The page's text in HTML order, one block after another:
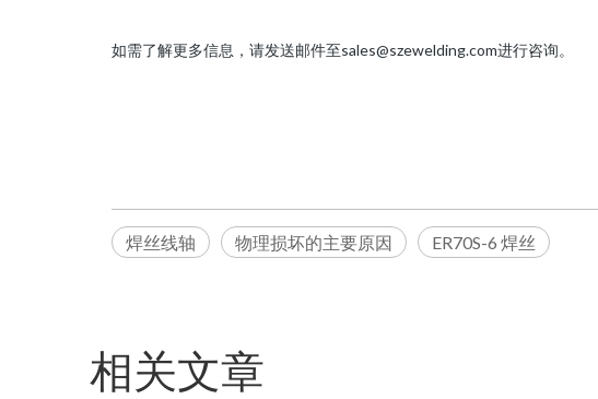
如需了解更多信息，请发送邮件至sales@szewelding.com进行咨询。
焊丝线轴 物理损坏的主要原因 ER70S-6 焊丝
相关文章